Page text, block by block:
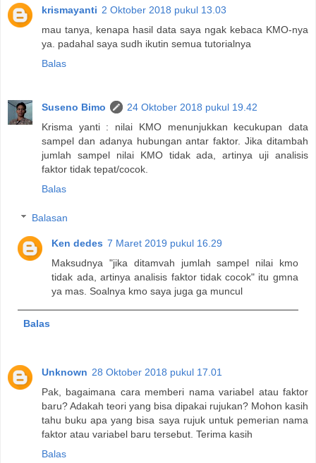
krismayanti 2 Oktober 2018 pukul 13.03
mau tanya, kenapa hasil data saya ngak kebaca KMO-nya
ya. padahal saya sudh ikutin semua tutorialnya
Balas
Suseno Bimo
24 Oktober 2018 pukul 19.42
Krisma yanti : nilai KMO menunjukkan kecukupan data
sampel dan adanya hubungan antar faktor. Jika ditambah
jumlah sampel nilai KMO tidak ada, artinya uji analisis
faktor tidak tepat/cocok.
Balas
Balasan
Ken dedes 7 Maret 2019 pukul 16.29
Maksudnya "jika ditamvah jumlah sampel nilai kmo
tidak ada, artinya analisis faktor tidak cocok" itu gmna
ya mas. Soalnya kmo saya juga ga muncul
Balas
Unknown 28 Oktober 2018 pukul 17.01
Pak, bagaimana cara memberi nama variabel atau faktor
baru? Adakah teori yang bisa dipakai rujukan? Mohon kasih
tahu buku apa yang bisa saya rujuk untuk pemerian nama
faktor atau variabel baru tersebut. Terima kasih
Balas